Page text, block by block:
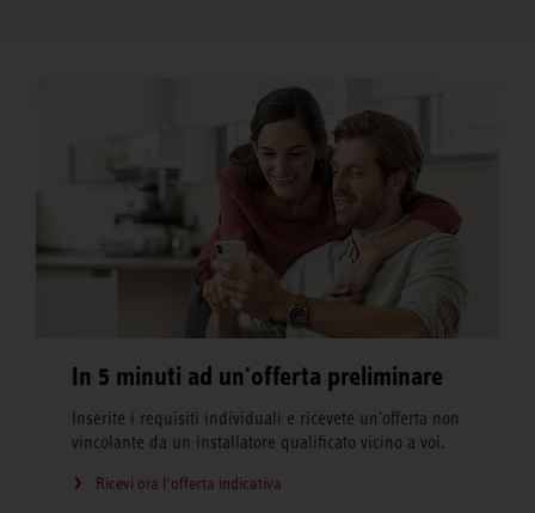
In 5 minuti ad un'offerta preliminare
Inserite i requisiti individuali e ricevete un'offerta non
vincolante da un installatore qualificato vicino a voi.
Ricevi ora l‘offerta indicativa